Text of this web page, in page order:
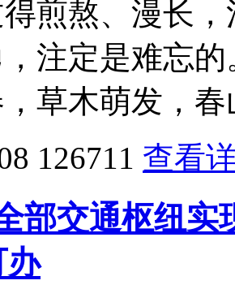
煎熬、漫长
注定是难忘
草木萌发，
126711 查看
部交通枢纽
办